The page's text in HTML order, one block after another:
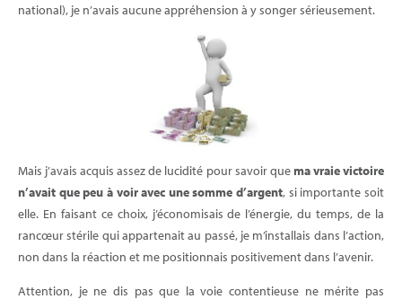
national), je n’avais aucune appréhension à y songer sérieusement.
Mais j’avais acquis assez de lucidité pour savoir quema vraie victoire
n’avait que peu à voir avec une somme d’argent, si importante soit
elle. En faisant ce choix, j’économisais de l’énergie, du temps, de la
rancœur stérile qui appartenait au passé, je m’installais dans l’action,
non dans la réaction et me positionnais positivement dans l’avenir.
Attention, je ne dis pas que la voie contentieuse ne mérite pas